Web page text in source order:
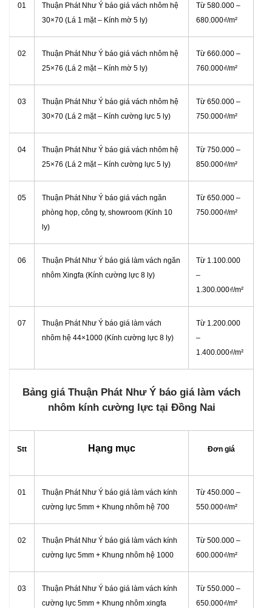
01
Thuận Phát Như Ý báo giá vách nhôm hệ
30×70 (Lá 1 mặt – Kính mờ 5 ly)
Từ 580.000 –
680.000₫/m²
02
Thuận Phát Như Ý báo giá vách nhôm hệ
25×76 (Lá 2 mặt – Kính mờ 5 ly)
Từ 660.000 –
760.000₫/m²
03
Thuận Phát Như Ý báo giá vách nhôm hệ
30×70 (Lá 2 mặt – Kính cường lực 5 ly)
Từ 650.000 –
750.000₫/m²
04
Thuận Phát Như Ý báo giá vách nhôm hệ
25×76 (Lá 2 mặt – Kính cường lực 5 ly)
Từ 750.000 –
850.000₫/m²
05
Thuận Phát Như Ý báo giá vách ngăn
phòng họp, công ty, showroom (Kính 10
ly)
Từ 650.000 –
750.000₫/m²
06
Thuận Phát Như Ý báo giá làm vách ngăn
nhôm Xingfa (Kính cường lực 8 ly)
Từ 1.100.000
–
1.300.000₫/m²
07
Thuận Phát Như Ý báo giá làm vách
nhôm hệ 44×1000 (Kính cường lực 8 ly)
Từ 1.200.000
–
1.400.000₫/m²
Bảng giá Thuận Phát Như Ý báo giá làm vách
nhôm kính cường lực tại Đồng Nai
Stt Hạng mục Đơn giá
01
Thuận Phát Như Ý báo giá làm vách kính
cường lực 5mm + Khung nhôm hệ 700
Từ 450.000 –
550.000₫/m²
02
Thuận Phát Như Ý báo giá làm vách kính
cường lực 5mm + Khung nhôm hệ 1000
Từ 500.000 –
600.000₫/m²
03
Thuận Phát Như Ý báo giá làm vách kính
cường lực 5mm + Khung nhôm xingfa
Từ 550.000 –
650.000₫/m²